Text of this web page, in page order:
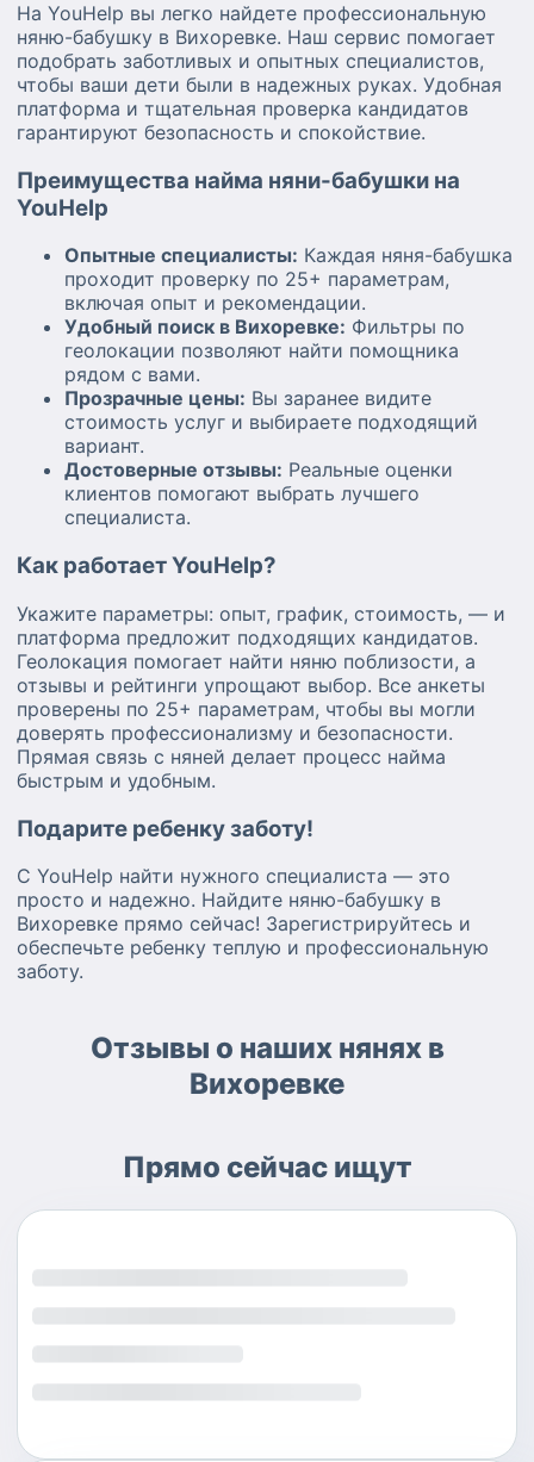
На YouHelp вы легко найдете профессиональную
няню-бабушку в Вихоревке. Наш сервис помогает
подобрать заботливых и опытных специалистов,
чтобы ваши дети были в надежных руках. Удобная
платформа и тщательная проверка кандидатов
гарантируют безопасность и спокойствие.
Преимущества найма няни-бабушки на
YouHelp
Опытные специалисты: Каждая няня-бабушка
проходит проверку по 25+ параметрам,
включая опыт и рекомендации.
Удобный поиск в Вихоревке: Фильтры по
геолокации позволяют найти помощника
рядом с вами.
Прозрачные цены: Вы заранее видите
стоимость услуг и выбираете подходящий
вариант.
Достоверные отзывы: Реальные оценки
клиентов помогают выбрать лучшего
специалиста.
Как работает YouHelp?
Укажите параметры: опыт, график, стоимость, — и
платформа предложит подходящих кандидатов.
Геолокация помогает найти няню поблизости, а
отзывы и рейтинги упрощают выбор. Все анкеты
проверены по 25+ параметрам, чтобы вы могли
доверять профессионализму и безопасности.
Прямая связь с няней делает процесс найма
быстрым и удобным.
Подарите ребенку заботу!
С YouHelp найти нужного специалиста — это
просто и надежно. Найдите няню-бабушку в
Вихоревке прямо сейчас! Зарегистрируйтесь и
обеспечьте ребенку теплую и профессиональную
заботу.
Отзывы о наших нянях в
Вихоревке
Прямо сейчас ищут